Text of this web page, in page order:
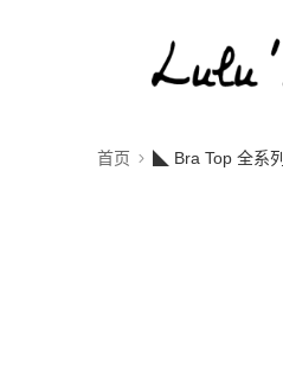
首页 ◣ Bra Top 全系列